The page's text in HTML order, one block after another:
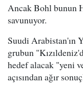
Ancak Bohl bunun
savunuyor.
Suudi Arabistan'ın
grubun
hedef alacak "yeni
açısından ağır